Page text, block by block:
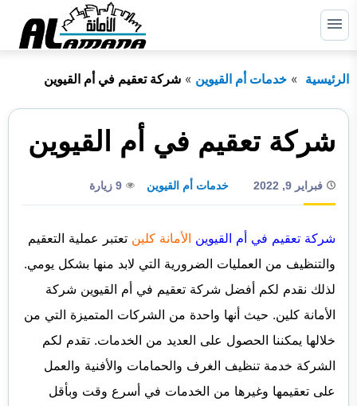
التجاوز
إلى القائمة
عن:
ابحث
الرئيسية
راس الخيمة
عجمان
أم القيوين
أبوظبي
الفجيرة
الرئيسية خدمات أم القيوين شركة تعقيم في أم القيوين
شركة تعقيم في أم القيوين
فبراير 9, 2022 خدمات أم القيوين 9 زيارة
شركة تعقيم في أم القيوين الأمانة كلين تعتبر عملية التعقيم
والتنظيف من العمليات الضرورية التي لابد منها بشكل يومي.
لذلك نقدم لكم أفضل شركة تعقيم في أم القيوين شركة
الأمانة كلين. حيث أنها واحدة من الشركات المتميزة التي من
خلالها يمكننا الحصول على العديد من الخدمات. تقدم لكم
الشركة خدمة تنظيف الغرف والحمامات والأفنية والعمل
على تعقيمها وغيرها من الخدمات في أسرع وقت وبأقل